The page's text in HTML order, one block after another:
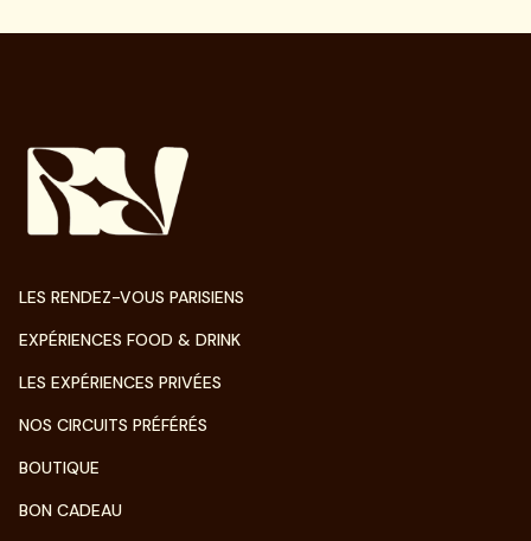
LES RENDEZ-VOUS PARISIENS
EXPÉRIENCES FOOD & DRINK
LES EXPÉRIENCES PRIVÉES
NOS CIRCUITS PRÉFÉRÉS
BOUTIQUE
BON CADEAU